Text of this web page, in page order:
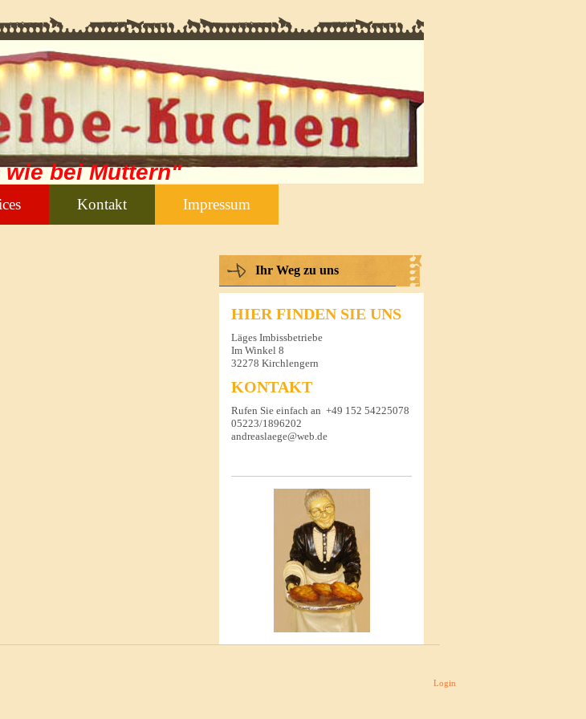
bei Muttern"
Kontakt Impressum
Ihr Weg zu uns
HIER FINDEN SIE UNS
Läges Imbissbetriebe
Im Winkel 8
32278 Kirchlengern
KONTAKT
Rufen Sie einfach an +49 152 54225078
05223/1896202
andreaslaege@web.de
Login